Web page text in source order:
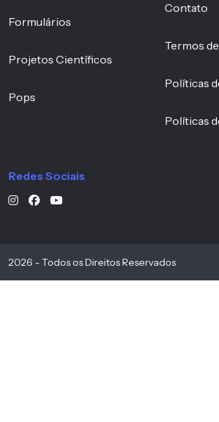
Formulários
Projetos Científicos
Pops
Contato
Termos
Políticas
Políticas
Redes Sociais
2026 - Todos os Direitos Reservados